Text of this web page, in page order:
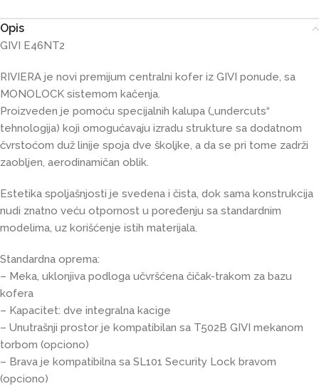
Opis
GIVI E46NT2
RIVIERA je novi premijum centralni kofer iz GIVI ponude, sa
MONOLOCK sistemom kačenja.
Proizveden je pomoću specijalnih kalupa („undercuts“
tehnologija) koji omogućavaju izradu strukture sa dodatnom
čvrstoćom duž linije spoja dve školjke, a da se pri tome zadrži
zaobljen, aerodinamičan oblik.
Estetika spoljašnjosti je svedena i čista, dok sama konstrukcija
nudi znatno veću otpornost u poređenju sa standardnim
modelima, uz korišćenje istih materijala.
Standardna oprema:
– Meka, uklonjiva podloga učvršćena čičak-trakom za bazu
kofera
– Kapacitet: dve integralna kacige
– Unutrašnji prostor je kompatibilan sa T502B GIVI mekanom
torbom (opciono)
– Brava je kompatibilna sa SL101 Security Lock bravom
(opciono)